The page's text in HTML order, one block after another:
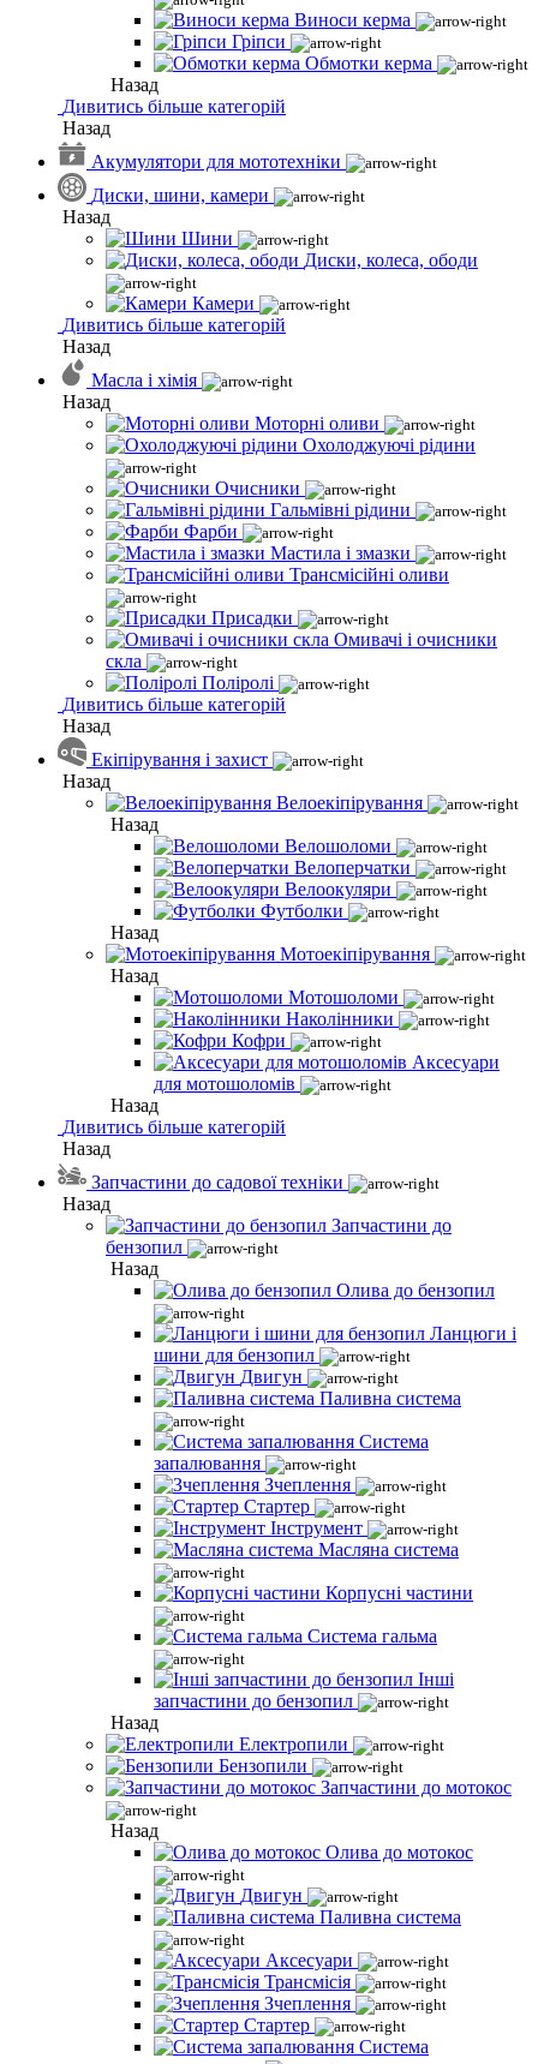
Виноси керма
Гріпси
Обмотки керма
Назад
Дивитись більше категорій
Назад
Акумулятори для мототехніки
Диски, шини, камери
Назад
Шини
Диски, колеса, ободи
Камери
Дивитись більше категорій
Назад
Масла і хімія
Назад
Моторні оливи
Охолоджуючі рідини
Очисники
Гальмівні рідини
Фарби
Мастила і змазки
Трансмісійні оливи
Присадки
Омивачі і очисники
скла
Поліролі
Дивитись більше категорій
Назад
Екіпірування і захист
Назад
Велоекіпірування
Назад
Велошоломи
Велоперчатки
Велоокуляри
Футболки
Назад
Мотоекіпірування
Назад
Мотошоломи
Наколінники
Кофри
Аксесуари
для мотошоломів
Назад
Дивитись більше категорій
Назад
Запчастини до садової техніки
Назад
Запчастини до
бензопил
Назад
Олива до бензопил
Ланцюги і
шини для бензопил
Двигун
Паливна система
Система
запалювання
Зчеплення
Стартер
Інструмент
Масляна система
Корпусні частини
Система гальма
Інші
запчастини до бензопил
Назад
Електропили
Бензопили
Запчастини до мотокос
Назад
Олива до мотокос
Двигун
Паливна система
Аксесуари
Трансмісія
Зчеплення
Стартер
Система